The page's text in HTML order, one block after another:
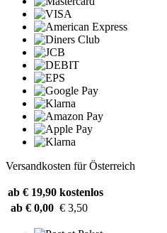
Versandkosten für Österreich
ab € 19,90 kostenlos
ab € 0,00 € 3,50